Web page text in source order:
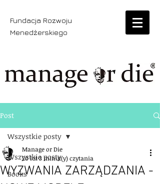
Fundacja Rozwoju
Menedżerskiego
Post
Wszystkie posty
Books
Wszystkie posty
WYZWANIA ZARZĄDZANIA -
Manage or Die
20 lut3 minut(y) czytania